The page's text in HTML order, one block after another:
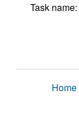
Task name:
Home